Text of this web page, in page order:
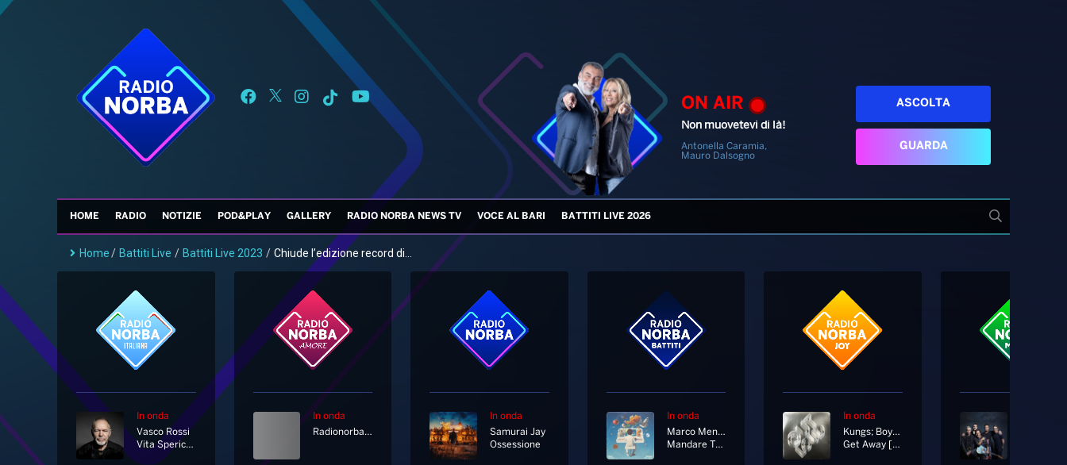
ON AIR
Non muovetevi di là!
Antonella Caramia,
Mauro Dalsogno
ASCOLTA
GUARDA
HOME RADIO NOTIZIE POD&PLAY GALLERY RADIO NORBA NEWS TV VOCE AL BARI BATTITI LIVE 2026
Home/ Battiti Live / Battiti Live 2023 / Chiude l’edizione record di...
In onda
Vasco Rossi
Vita Spericolata
In onda
Radionorba News
In onda
Samurai Jay
Ossessione
In onda
Marco Mengoni
Mandare Tutto All'aria
In onda
Kungs; Boys Noize
Get Away [Radio Edit]